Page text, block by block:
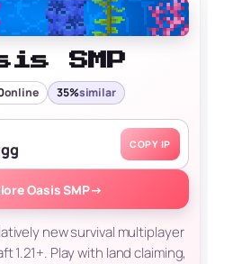
SMP
online 35%similar
COPY IP
Oasis SMP→
new survival multiplayer
1.21+. Play with land claiming,